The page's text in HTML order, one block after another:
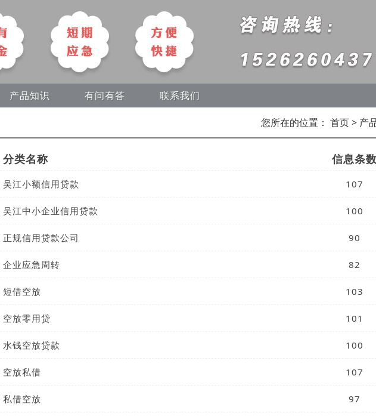
产品知识 有问有答 联系我们
您所在的位置： 首页> 产
分类名称 信息条
吴江小额信用贷款 107
吴江中小企业信用贷款 100
正规信用贷款公司 90
企业应急周转 82
短借空放 103
空放零用贷 101
水钱空放贷款 100
空放私借 107
私借空放 97